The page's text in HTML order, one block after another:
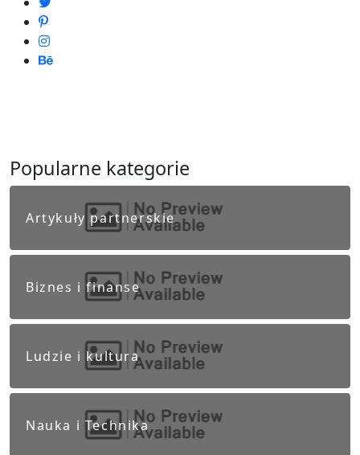
Popularne kategorie
Artykuły partnerskie
Biznes i finanse
Ludzie i kultura
Nauka i Technika